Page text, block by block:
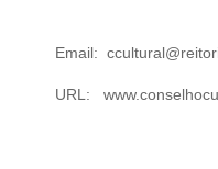
Email:
URL: